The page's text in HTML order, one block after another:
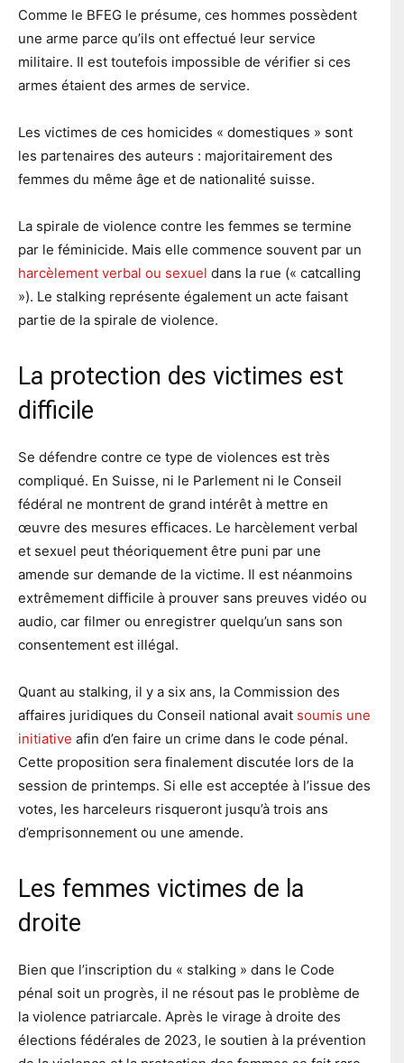
Comme le BFEG le présume, ces hommes possèdent
une arme parce qu’ils ont effectué leur service
militaire. Il est toutefois impossible de vérifier si ces
armes étaient des armes de service.
Les victimes de ces homicides « domestiques » sont
les partenaires des auteurs : majoritairement des
femmes du même âge et de nationalité suisse.
La spirale de violence contre les femmes se termine
par le féminicide. Mais elle commence souvent par un
harcèlement verbal ou sexuel dans la rue (« catcalling
»). Le stalking représente également un acte faisant
partie de la spirale de violence.
La protection des victimes est
difficile
Se défendre contre ce type de violences est très
compliqué. En Suisse, ni le Parlement ni le Conseil
fédéral ne montrent de grand intérêt à mettre en
œuvre des mesures efficaces. Le harcèlement verbal
et sexuel peut théoriquement être puni par une
amende sur demande de la victime. Il est néanmoins
extrêmement difficile à prouver sans preuves vidéo ou
audio, car filmer ou enregistrer quelqu’un sans son
consentement est illégal.
Quant au stalking, il y a six ans, la Commission des
affaires juridiques du Conseil national avait soumis une
initiative afin d’en faire un crime dans le code pénal.
Cette proposition sera finalement discutée lors de la
session de printemps. Si elle est acceptée à l’issue des
votes, les harceleurs risqueront jusqu’à trois ans
d’emprisonnement ou une amende.
Les femmes victimes de la
droite
Bien que l’inscription du « stalking » dans le Code
pénal soit un progrès, il ne résout pas le problème de
la violence patriarcale. Après le virage à droite des
élections fédérales de 2023, le soutien à la prévention